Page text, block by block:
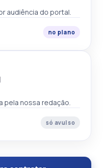
audiência do portal.
no plano
pela nossa redação.
só avulso